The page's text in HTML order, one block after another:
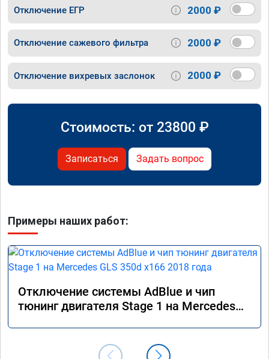
Отключение ЕГР 2000 ₽
Отключение сажевого фильтра 2000 ₽
Отключение вихревых заслонок 2000 ₽
Стоимость: от 23800 ₽
Записаться Задать вопрос
Примеры наших работ:
Отключение системы AdBlue и чип
тюнинг двигателя Stage 1 на Mercedes